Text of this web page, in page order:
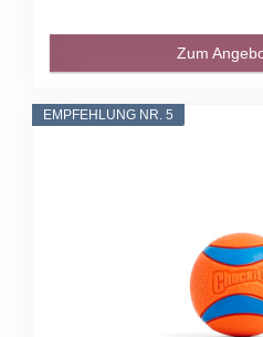
Zum
EMPFEHLUNG NR. 5